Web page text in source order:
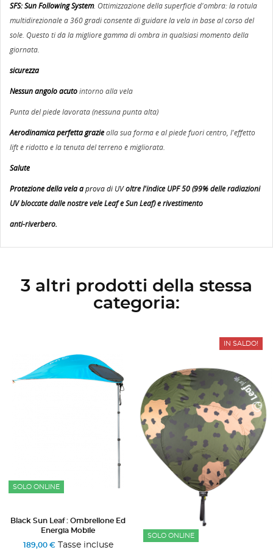
SFS: Sun Following System. Ottimizzazione della superficie d'ombra:la rotula
multidirezionale a 360 gradi consente di guidare la vela in base al corso del
sole. Questo ti dà la migliore gamma di ombra in qualsiasi momento della
giornata.
sicurezza
Nessun angolo acutointorno alla vela
Punta del piede lavorata (nessuna punta alta)
Aerodinamica perfetta graziealla sua forma e al piede fuori centro, l'effetto
lift è ridotto e la tenuta del terreno è migliorata.
Salute
Protezione della vela aprova di UVoltre l'indice UPF 50 (99% delle radiazioni
UV bloccate dalle nostre vele Leaf e Sun Leaf) e rivestimento
anti-riverbero.
3 altri prodotti della stessa
categoria:
SOLO ONLINE
Black Sun Leaf : Ombrellone Ed
Energia Mobile
189,00 €Tasse incluse
SOLO ONLINE
IN SALDO!